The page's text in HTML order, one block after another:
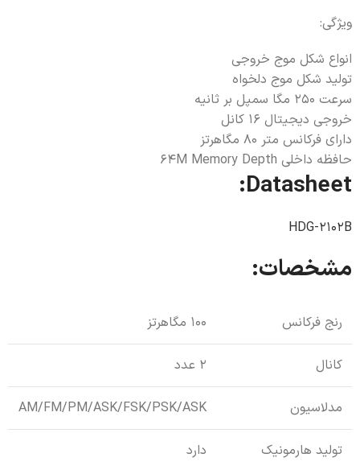
ویژگی:
انواع شکل موج خروجی
تولید شکل موج دلخواه
سرعت 250 مگا سمپل بر ثانیه
خروجی دیجیتال 16 کانل
دارای فرکانس متر 80 مگاهرتز
حافظه داخلی 64M Memory Depth
Datasheet:
HDG-2102B
مشخصات:
رنج فرکانس 100 مگاهرتز
کانال 2 عدد
مدلاسیون AM/FM/PM/ASK/FSK/PSK/ASK
تولید هارمونیک دارد